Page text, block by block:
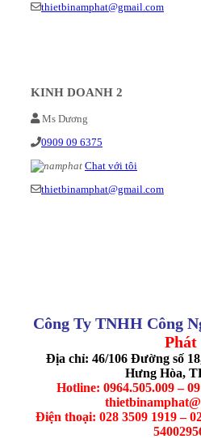
thietbinamphat@gmail.com
KINH DOANH 2
Ms Dương
0909 09 6375
Chat với tôi
thietbinamphat@gmail.com
Công Ty TNHH Công
Phát
Địa chỉ: 46/106 Đường số
Hưng Hòa,
Hotline: 0964.505.009 –
Điện thoại: 028 3509 1919 –